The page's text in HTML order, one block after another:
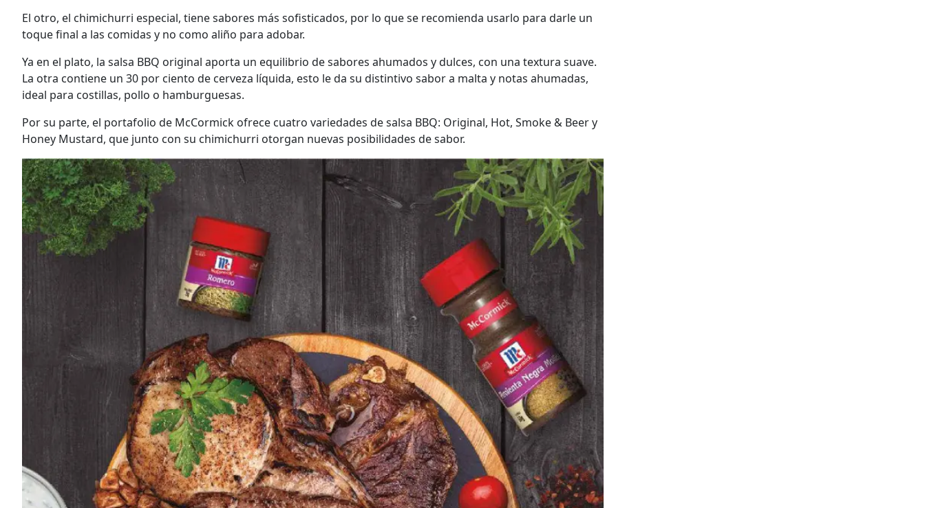
El otro, el chimichurri especial, tiene sabores más sofisticados, por lo que se recomienda usarlo para darle un
toque final a las comidas y no como aliño para adobar.
Ya en el plato, la salsa BBQ original aporta un equilibrio de sabores ahumados y dulces, con una textura suave.
La otra contiene un 30 por ciento de cerveza líquida, esto le da su distintivo sabor a malta y notas ahumadas,
ideal para costillas, pollo o hamburguesas.
Por su parte, el portafolio de McCormick ofrece cuatro variedades de salsa BBQ: Original, Hot, Smoke & Beer y
Honey Mustard, que junto con su chimichurri otorgan nuevas posibilidades de sabor.